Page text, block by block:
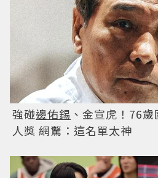
強碰邊佑錫 、金宣虎！76
人獎 網驚：這名單太神